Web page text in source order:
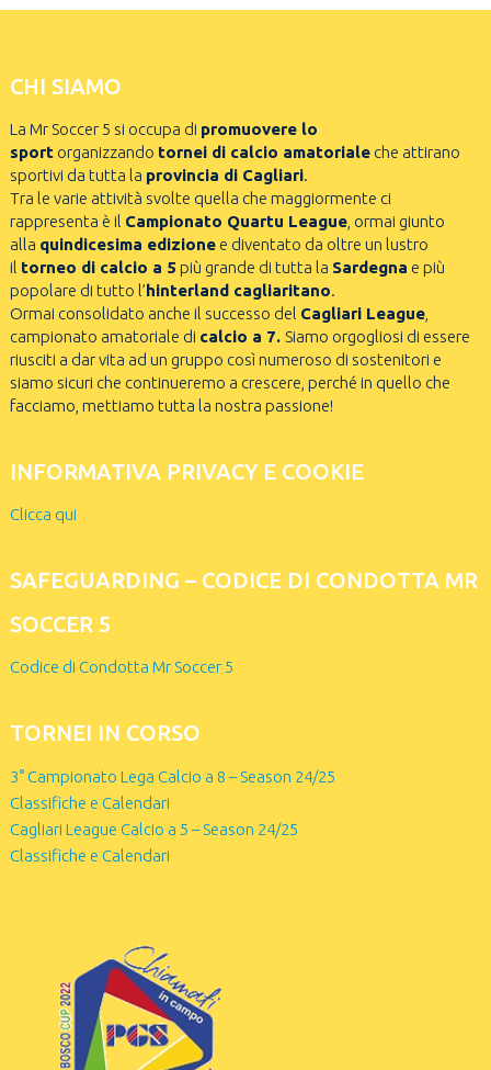
CHI SIAMO
La Mr Soccer 5 si occupa di promuovere lo
sportorganizzando tornei di calcio amatorialeche attirano
sportivi da tutta la provincia di Cagliari.
Tra le varie attività svolte quella che maggiormente ci
rappresenta è il Campionato Quartu League, ormai giunto
alla quindicesima edizionee diventato da oltre un lustro
il torneo di calcio a 5 più grande di tutta la Sardegna e più
popolare di tutto l’hinterland cagliaritano.
Ormai consolidato anche il successo del Cagliari League,
campionato amatoriale di calcio a 7. Siamo orgogliosi di essere
riusciti a dar vita ad un gruppo così numeroso di sostenitori e
siamo sicuri che continueremo a crescere, perché in quello che
facciamo, mettiamo tutta la nostra passione!
INFORMATIVA PRIVACY E COOKIE
Clicca qui
SAFEGUARDING – CODICE DI CONDOTTA MR
SOCCER 5
Codice di Condotta Mr Soccer 5
TORNEI IN CORSO
3° Campionato Lega Calcio a 8 – Season 24/25
Classifiche e Calendari
Cagliari League Calcio a 5 – Season 24/25
Classifiche e Calendari